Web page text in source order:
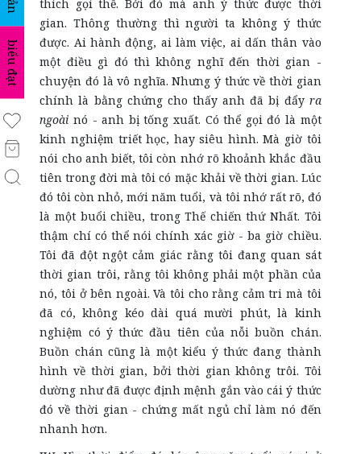
biểu đạt
thích gọi thế. Bởi đó mà anh ý thức được thời
gian. Thông thường thì người ta không ý thức
được. Ai hành động, ai làm việc, ai dấn thân vào
một điều gì đó thì không nghĩ đến thời gian -
chuyện đó là vô nghĩa. Nhưng ý thức về thời gian
chính là bằng chứng cho thấy anh đã bị đẩy ra
ngoài nó - anh bị tống xuất. Có thể gọi đó là một
kinh nghiệm triết học, hay siêu hình. Mà giờ tôi
nói cho anh biết, tôi còn nhớ rõ khoảnh khắc đầu
tiên trong đời mà tôi có mặc khải về thời gian. Lúc
đó tôi còn nhỏ, mới năm tuổi, và tôi nhớ rất rõ, đó
là một buổi chiều, trong Thế chiến thứ Nhất. Tôi
thậm chí có thể nói chính xác giờ - ba giờ chiều.
Tôi đã đột ngột cảm giác rằng tôi đang quan sát
thời gian trôi, rằng tôi không phải một phần của
nó, tôi ở bên ngoài. Và tôi cho rằng cảm tri mà tôi
đã có, không kéo dài quá mười phút, là kinh
nghiệm có ý thức đầu tiên của nỗi buồn chán.
Buồn chán cũng là một kiểu ý thức đang thành
hình về thời gian, bởi thời gian không trôi. Tôi
dường như đã được định mệnh gắn vào cái ý thức
đó về thời gian - chứng mất ngủ chỉ làm nó đến
nhanh hơn.